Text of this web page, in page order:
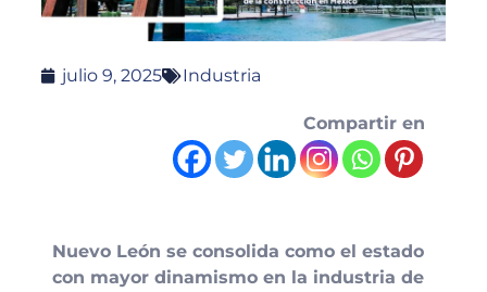
julio 9, 2025 Industria
Compartir en
Nuevo León se consolida como el estado
con mayor dinamismo en la industria de